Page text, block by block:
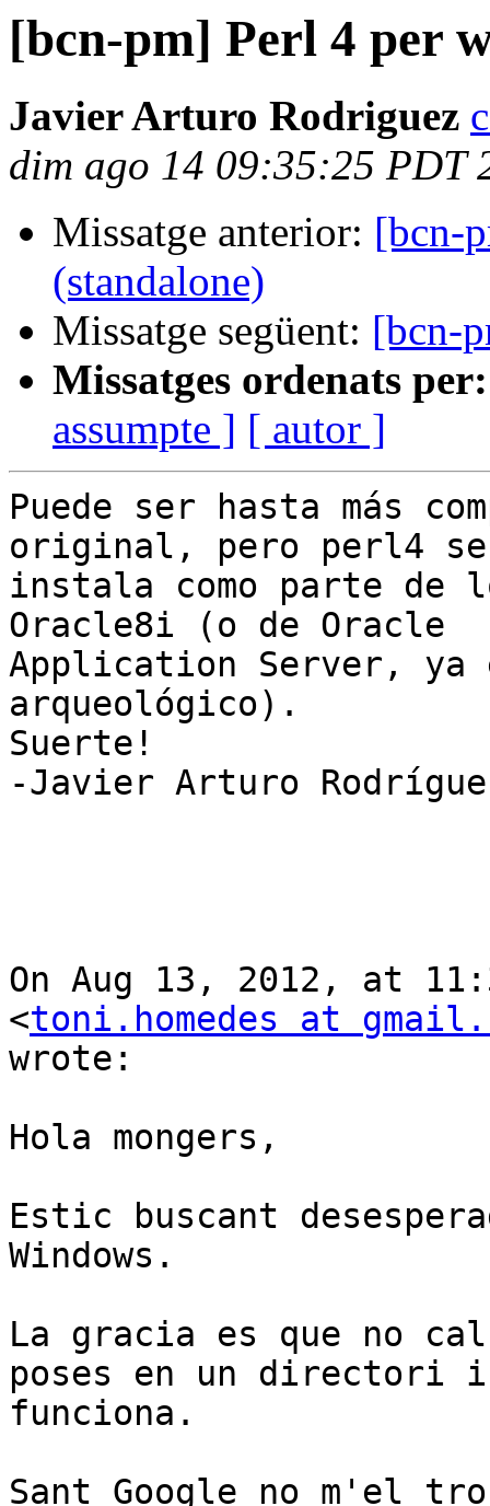
[bcn-pm] Perl 4 per
Javier Arturo Rodriguez
dim ago 14 09:35:25 PDT
Missatge anterior: [bcn-
(standalone)
Missatge següent: [bcn-
Missatges ordenats per:
assumpte ] [ autor ]
Puede ser hasta más
original, pero perl4 se
instala como parte de
Oracle8i (o de Oracle
Application Server, ya
arqueológico).
Suerte!
-Javier Arturo
On Aug 13, 2012, at
<toni.homedes at
wrote:
Hola mongers,
Estic buscant
Windows.
La gracia es que no
poses en un directori
funciona.